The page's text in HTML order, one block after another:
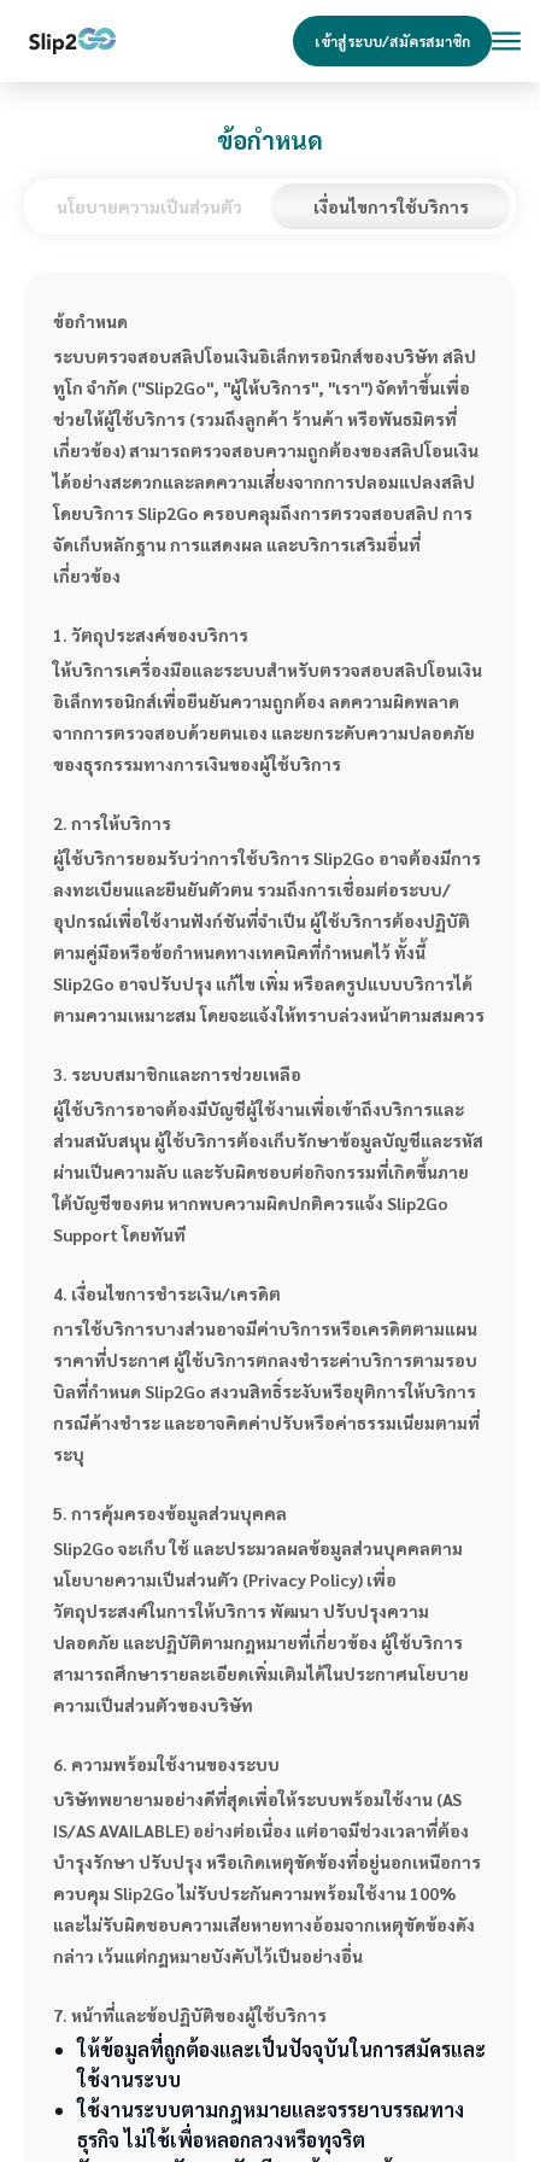
เข้าสู่ระบบ/สมัครสมาชิก
ข้อกำหนด
นโยบายความเป็นส่วนตัว เงื่อนไขการใช้บริการ
ข้อกำหนด
ระบบตรวจสอบสลิปโอนเงินอิเล็กทรอนิกส์ของบริษัท สลิป
ทูโก จำกัด ("Slip2Go", "ผู้ให้บริการ", "เรา") จัดทำขึ้นเพื่อ
ช่วยให้ผู้ใช้บริการ (รวมถึงลูกค้า ร้านค้า หรือพันธมิตรที่
เกี่ยวข้อง) สามารถตรวจสอบความถูกต้องของสลิปโอนเงิน
ได้อย่างสะดวกและลดความเสี่ยงจากการปลอมแปลงสลิป
โดยบริการ Slip2Go ครอบคลุมถึงการตรวจสอบสลิป การ
จัดเก็บหลักฐาน การแสดงผล และบริการเสริมอื่นที่
เกี่ยวข้อง
1. วัตถุประสงค์ของบริการ
ให้บริการเครื่องมือและระบบสำหรับตรวจสอบสลิปโอนเงิน
อิเล็กทรอนิกส์เพื่อยืนยันความถูกต้อง ลดความผิดพลาด
จากการตรวจสอบด้วยตนเอง และยกระดับความปลอดภัย
ของธุรกรรมทางการเงินของผู้ใช้บริการ
2. การให้บริการ
ผู้ใช้บริการยอมรับว่าการใช้บริการ Slip2Go อาจต้องมีการ
ลงทะเบียนและยืนยันตัวตน รวมถึงการเชื่อมต่อระบบ/
อุปกรณ์เพื่อใช้งานฟังก์ชันที่จำเป็น ผู้ใช้บริการต้องปฏิบัติ
ตามคู่มือหรือข้อกำหนดทางเทคนิคที่กำหนดไว้ ทั้งนี้
Slip2Go อาจปรับปรุง แก้ไข เพิ่ม หรือลดรูปแบบบริการได้
ตามความเหมาะสม โดยจะแจ้งให้ทราบล่วงหน้าตามสมควร
3. ระบบสมาชิกและการช่วยเหลือ
ผู้ใช้บริการอาจต้องมีบัญชีผู้ใช้งานเพื่อเข้าถึงบริการและ
ส่วนสนับสนุน ผู้ใช้บริการต้องเก็บรักษาข้อมูลบัญชีและรหัส
ผ่านเป็นความลับ และรับผิดชอบต่อกิจกรรมที่เกิดขึ้นภาย
ใต้บัญชีของตน หากพบความผิดปกติควรแจ้ง Slip2Go
Support โดยทันที
4. เงื่อนไขการชำระเงิน/เครดิต
การใช้บริการบางส่วนอาจมีค่าบริการหรือเครดิตตามแผน
ราคาที่ประกาศ ผู้ใช้บริการตกลงชำระค่าบริการตามรอบ
บิลที่กำหนด Slip2Go สงวนสิทธิ์ระงับหรือยุติการให้บริการ
กรณีค้างชำระ และอาจคิดค่าปรับหรือค่าธรรมเนียมตามที่
ระบุ
5. การคุ้มครองข้อมูลส่วนบุคคล
Slip2Go จะเก็บ ใช้ และประมวลผลข้อมูลส่วนบุคคลตาม
นโยบายความเป็นส่วนตัว (Privacy Policy) เพื่อ
วัตถุประสงค์ในการให้บริการ พัฒนา ปรับปรุงความ
ปลอดภัย และปฏิบัติตามกฎหมายที่เกี่ยวข้อง ผู้ใช้บริการ
สามารถศึกษารายละเอียดเพิ่มเติมได้ในประกาศนโยบาย
ความเป็นส่วนตัวของบริษัท
6. ความพร้อมใช้งานของระบบ
บริษัทพยายามอย่างดีที่สุดเพื่อให้ระบบพร้อมใช้งาน (AS
IS/AS AVAILABLE) อย่างต่อเนื่อง แต่อาจมีช่วงเวลาที่ต้อง
บำรุงรักษา ปรับปรุง หรือเกิดเหตุขัดข้องที่อยู่นอกเหนือการ
ควบคุม Slip2Go ไม่รับประกันความพร้อมใช้งาน 100%
และไม่รับผิดชอบความเสียหายทางอ้อมจากเหตุขัดข้องดัง
กล่าว เว้นแต่กฎหมายบังคับไว้เป็นอย่างอื่น
7. หน้าที่และข้อปฏิบัติของผู้ใช้บริการ
ให้ข้อมูลที่ถูกต้องและเป็นปัจจุบันในการสมัครและ
ใช้งานระบบ
ใช้งานระบบตามกฎหมายและจรรยาบรรณทาง
ธุรกิจ ไม่ใช้เพื่อหลอกลวงหรือทุจริต